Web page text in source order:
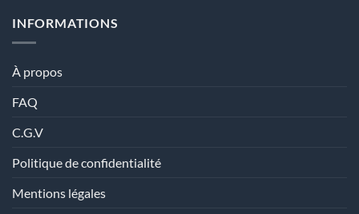
INFORMATIONS
À propos
FAQ
C.G.V
Politique de confidentialité
Mentions légales